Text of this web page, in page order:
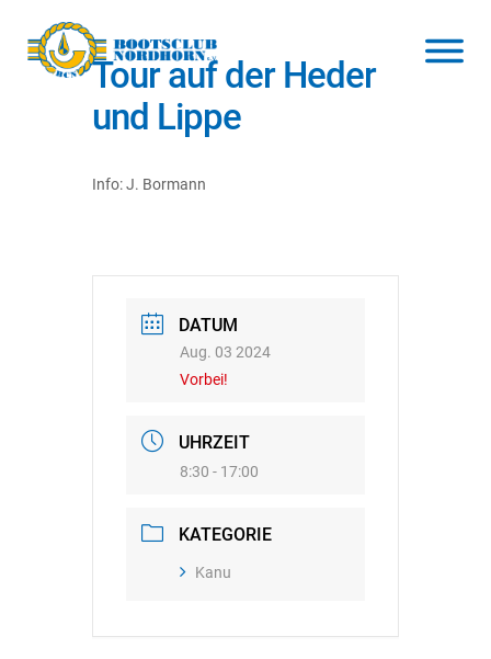
Tour auf der Heder
und Lippe
Info: J. Bormann
DATUM
Aug. 03 2024
Vorbei!
UHRZEIT
8:30 - 17:00
KATEGORIE
Kanu